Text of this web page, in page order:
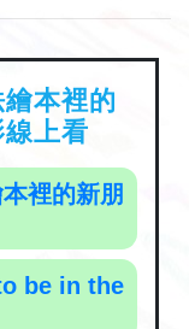
本裡的
上看
裡的新朋
be in the